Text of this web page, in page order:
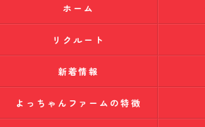
ホーム
リクルート
新着情報
よっちゃんファームの特徴